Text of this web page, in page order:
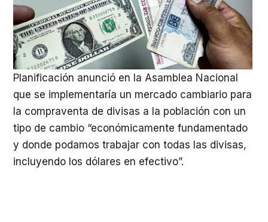
Planificación anunció en la Asamblea Nacional
que se implementaría un mercado cambiario para
la compraventa de divisas a la población con un
tipo de cambio “económicamente fundamentado
y donde podamos trabajar con todas las divisas,
incluyendo los dólares en efectivo”.